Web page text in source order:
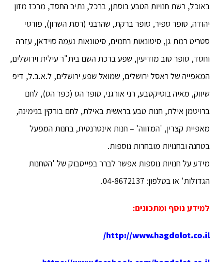
באוכל, רשת חנויות הטבע בוסתן, ברכל, נתיב החסד, מרכז מזון
יהודה, סופר ספיר, סופר ברקת, שהרבני (רמת השרון), פורטי
סטריט רמת גן, סיטונאות רחמים, סיטונאות נעמה סוידאן, עזרה
וחסד, סופר טוב מודיעין, שפע ברכת השם בית"ר עילית וירושלים,
המאפייה של ראסל ירושלים, שמואל שפע ירושלים, ל.א.ב.ל, דיפ
שיווק, מאיה בוטיקטבע, רני אורגני, סופר הס (כפר הס), לחם
ברויטמן אילת, חנות טבע בראשית באילת, לחם בורקין בנימינה,
מאפיית קצרין, 'המזווה' – חנות אינטרנטית, בחנות המפעל
בטחנה ובחנויות מובחרות נוספות.
מידע על חנויות נוספות אפשר לברר בפייסבוק של 'הטחנות
הגדולות' או בטלפון: 04-8672137.
למידע נוסף ומתכונים:
http://www.hagdolot.co.il/